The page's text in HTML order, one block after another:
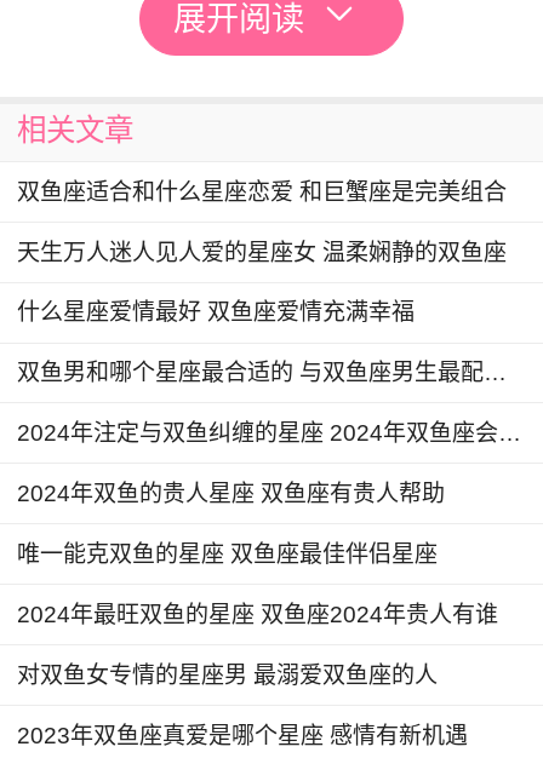
第四个与双鱼座最配的星座是双子座。双子座
开朗、聪明和有趣，他们可以帮助双鱼座更好地表
适应性可以平衡双鱼座的情感倾向，使他们更加开
双鱼座最配的星座是摩羯座。摩羯座和双鱼座
的态度可以帮助双鱼座更好地实现自己的梦想和目
验，使他们拥有一个更深刻和丰富的生活。
们对于爱情，有着独特的理解和追求。他们渴望遇
好，分享彼此的情感世界。在双鱼座的眼中，爱情
是一场心灵的旅行，需要双方共同去珍惜和呵护。
展开阅读
相关文章
双鱼座适合和什么星座恋爱 和巨蟹座是完美组合
天生万人迷人见人爱的星座女 温柔娴静的双鱼座
什么星座爱情最好 双鱼座爱情充满幸福
双鱼男和哪个星座最合适的 与双鱼座男生最配星座
2024年注定与双鱼纠缠的星座 2024年双鱼座会和谁走到一起
2024年双鱼的贵人星座 双鱼座有贵人帮助
唯一能克双鱼的星座 双鱼座最佳伴侣星座
2024年最旺双鱼的星座 双鱼座2024年贵人有谁
对双鱼女专情的星座男 最溺爱双鱼座的人
2023年双鱼座真爱是哪个星座 感情有新机遇